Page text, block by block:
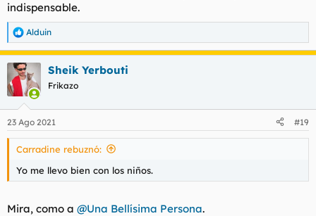
indispensable.
R
e
a
c
c
i
e
s
Alduin
Sheik Yerbouti
Frikazo
23 Ago 2021 #19
Carradine rebuznó:
Yo me llevo bien con los niños.
Mira, como a @Una Bellísima Persona.